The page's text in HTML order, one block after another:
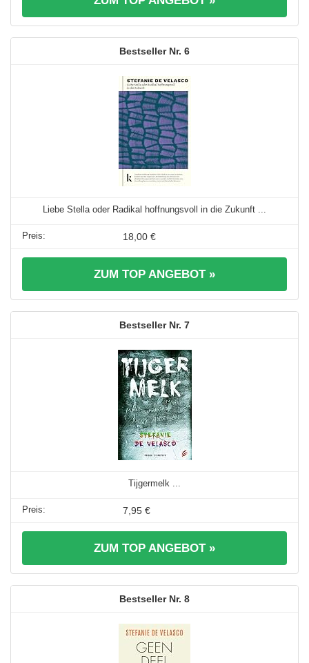
6
Liebe Stella oder Radikal hoffnungsvoll in die Zukunft ...
18,00 €
ZUM TOP ANGEBOT »
7
Tijgermelk ...
7,95 €
ZUM TOP ANGEBOT »
8